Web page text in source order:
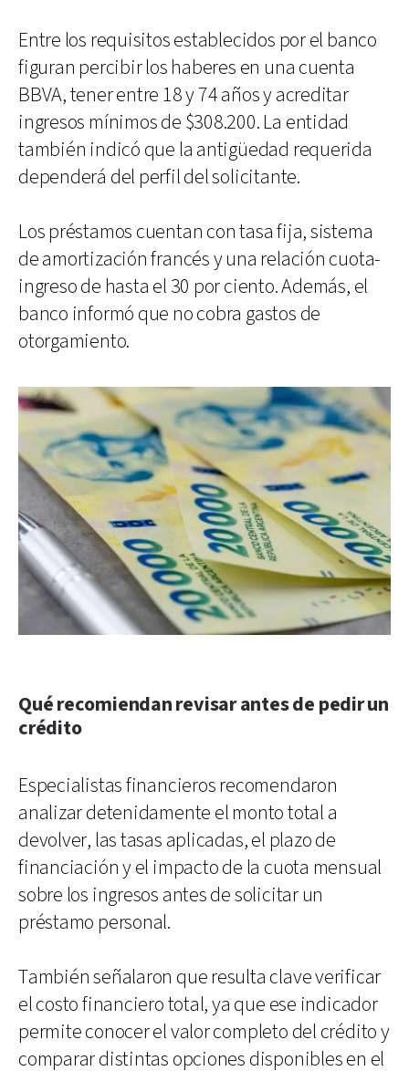
Entre los requisitos establecidos por el banco
figuran percibir los haberes en una cuenta
BBVA, tener entre 18 y 74 años y acreditar
ingresos mínimos de $308.200. La entidad
también indicó que la antigüedad requerida
dependerá del perfil del solicitante.
Los préstamos cuentan con tasa fija, sistema
de amortización francés y una relación cuota-
ingreso de hasta el 30 por ciento. Además, el
banco informó que no cobra gastos de
otorgamiento.
Qué recomiendan revisar antes de pedir un
crédito
Especialistas financieros recomendaron
analizar detenidamente el monto total a
devolver, las tasas aplicadas, el plazo de
financiación y el impacto de la cuota mensual
sobre los ingresos antes de solicitar un
préstamo personal.
También señalaron que resulta clave verificar
el costo financiero total, ya que ese indicador
permite conocer el valor completo del crédito y
comparar distintas opciones disponibles en el